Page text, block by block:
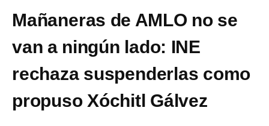
Mañaneras de AMLO no se
van a ningún lado: INE
rechaza suspenderlas como
propuso Xóchitl Gálvez